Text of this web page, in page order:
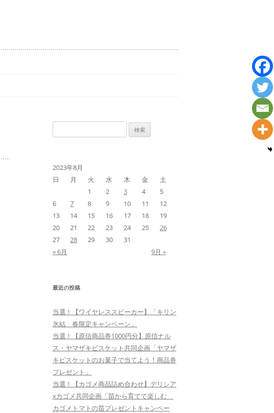
索:
2023年8月
日
月 火 水 木 金
土
1
2 3 4
5
6
7 8 9 10 11
12
13
14 15 16 17 18
19
20
21 22 23 24 25
26
27
28 29 30
31
« 6月
9月 »
最近の投稿
当選！【ワイヤレススピーカー】「キリン
氷結 春限定キャンペーン」
当選！【原信商品券1000円分】原信ナル
ス・ヤマザキビスケット共同企画「ヤマザ
キビスケットのお菓子で当てよう！商品券
プレゼント」
当選！【カゴメ商品詰め合わせ】デリシア
xカゴメ共同企画「苗から育てて楽しむ
カゴメトマトの苗プレゼントキャンペー